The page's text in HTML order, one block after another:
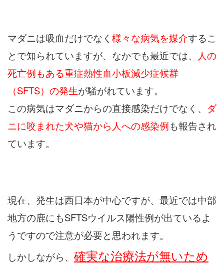
マダニは吸血だけでなく 様々な病気を媒介するこ
とで知られていますが、なかでも最近では、
人の
死亡例もある重症熱性血小板減少症候群
（SFTS）の発生が騒がれています。
この病気はマダニからの直接感染だけでなく、 ダ
ニに咬まれた犬や猫から人への感染例も報告され
ています。
現在、発生は西日本が中心ですが、最近では中部
地方の鹿にもSFTSウイルス陽性例が出ているよ
うですので注意が必要と思われます。
しかしながら、 確実な治療法が無いため